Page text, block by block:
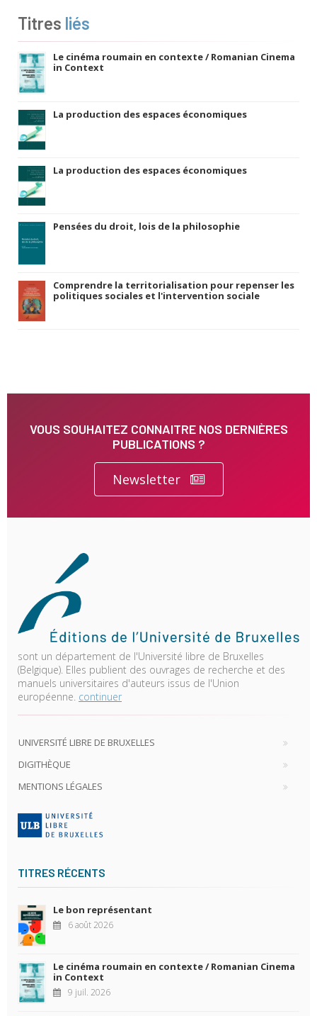
Titres liés
Le cinéma roumain en contexte / Romanian Cinema
in Context
La production des espaces économiques
La production des espaces économiques
Pensées du droit, lois de la philosophie
Comprendre la territorialisation pour repenser les
politiques sociales et l'intervention sociale
VOUS SOUHAITEZ CONNAITRE NOS DERNIÈRES
PUBLICATIONS ?
Newsletter
sont un département de l'Université libre de Bruxelles
(Belgique). Elles publient des ouvrages de recherche et des
manuels universitaires d'auteurs issus de l'Union
européenne. continuer
UNIVERSITÉ LIBRE DE BRUXELLES
DIGITHÈQUE
MENTIONS LÉGALES
TITRES RÉCENTS
Le bon représentant
6 août 2026
Le cinéma roumain en contexte / Romanian Cinema
in Context
9 juil. 2026